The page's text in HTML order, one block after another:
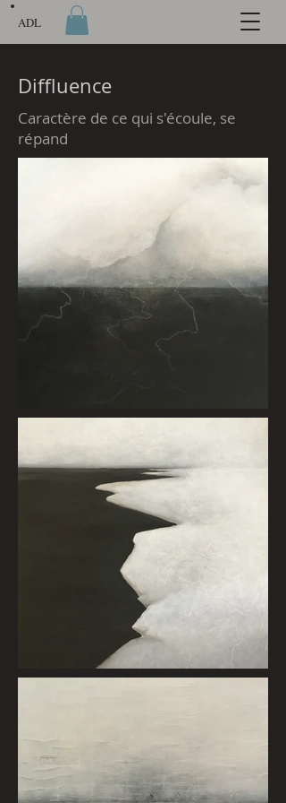
ADL
Diffluence
Caractère de ce qui s'écoule, se
répand